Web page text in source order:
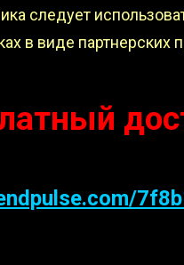
следует
в виде партнерских